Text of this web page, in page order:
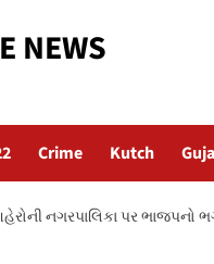
NEWS
Crime Kutch
નગરપાલિકા પર ભાજપનો